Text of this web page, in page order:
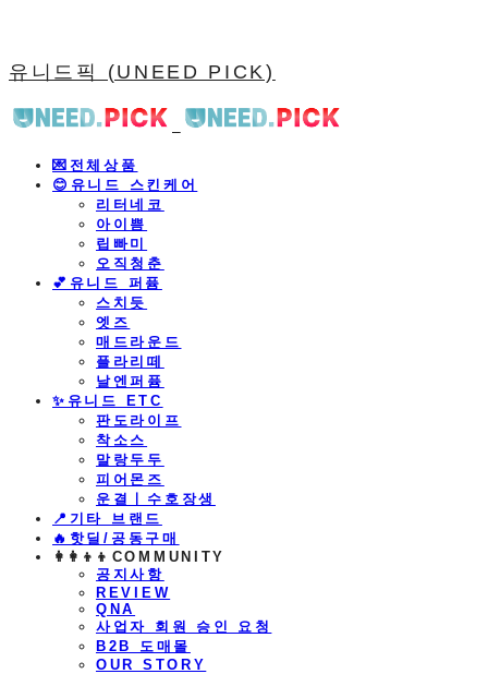
유니드픽 (UNEED PICK)
💌전체상품
😊유니드 스킨케어
리터네코
아이쁨
립빠미
오직청춘
💕유니드 퍼퓸
스치듯
엣즈
매드라운드
플라리떼
날엔퍼퓸
​✨유니드 ETC
판도라이프
착소스
말랑두두
피어몬즈
운결ㅣ수호장생
📍기타 브랜드
🔥핫딜/공동구매
👩‍👩‍👦‍👦COMMUNITY
공지사항
REVIEW
QNA
사업자 회원 승인 요청
B2B 도매몰
OUR STORY